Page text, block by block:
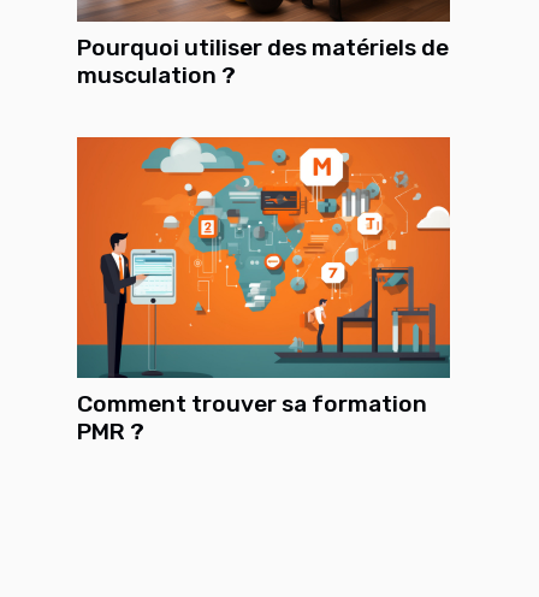
Pourquoi utiliser des matériels de
musculation ?
Comment trouver sa formation
PMR ?